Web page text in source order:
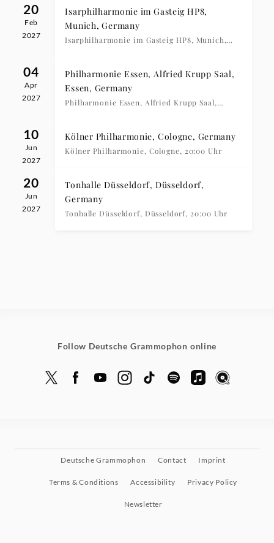
20
Feb
2027
Isarphilharmonie im Gasteig HP8,
Munich, Germany
Isarphilharmonie im Gasteig HP8, Munich,
04
Apr
2027
Philharmonie Essen, Alfried Krupp Saal,
Essen, Germany
Philharmonie Essen, Alfried Krupp Saal,
10
Jun
2027
Kölner Philharmonie, Cologne, Germany
Kölner Philharmonie, Cologne, 20:00 Uhr
20
Jun
2027
Tonhalle Düsseldorf, Düsseldorf,
Germany
Tonhalle Düsseldorf, Düsseldorf, 20:00 Uhr
Follow Deutsche Grammophon online
Deutsche Grammophon Contact Imprint
Terms & Conditions Accessibility Privacy Policy
Newsletter